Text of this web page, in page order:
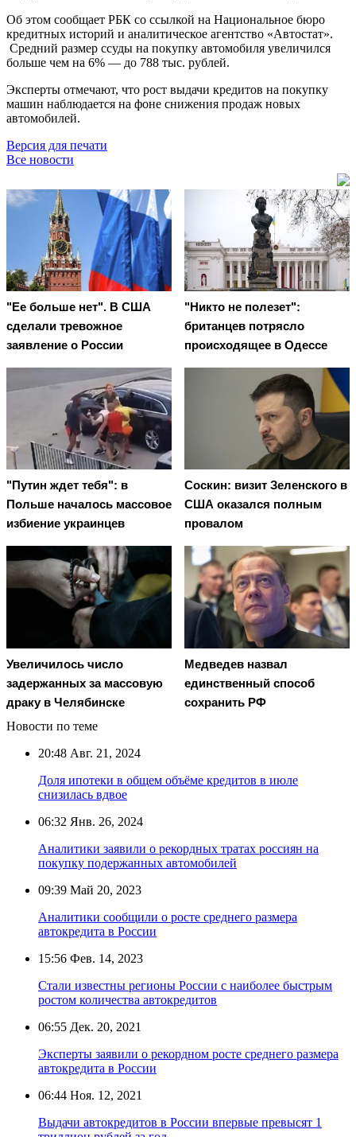
Об этом сообщает РБК со ссылкой на Национальное бюро
кредитных историй и аналитическое агентство «Автостат».
Средний размер ссуды на покупку автомобиля увеличился
больше чем на 6% — до 788 тыс. рублей.
Эксперты отмечают, что рост выдачи кредитов на покупку
машин наблюдается на фоне снижения продаж новых
автомобилей.
Версия для печати
Все новости
"Ее больше нет". В США
сделали тревожное
заявление о России
"Никто не полезет":
британцев потрясло
происходящее в Одессе
"Путин ждет тебя": в
Польше началось массовое
избиение украинцев
Соскин: визит Зеленского в
США оказался полным
провалом
Увеличилось число
задержанных за массовую
драку в Челябинске
Медведев назвал
единственный способ
сохранить РФ
Новости по теме
20:48 Авг. 21, 2024
Доля ипотеки в общем объёме кредитов в июле
снизилась вдвое
06:32 Янв. 26, 2024
Аналитики заявили о рекордных тратах россиян на
покупку подержанных автомобилей
09:39 Май 20, 2023
Аналитики сообщили о росте среднего размера
автокредита в России
15:56 Фев. 14, 2023
Стали известны регионы России с наиболее быстрым
ростом количества автокредитов
06:55 Дек. 20, 2021
Эксперты заявили о рекордном росте среднего размера
автокредита в России
06:44 Ноя. 12, 2021
Выдачи автокредитов в России впервые превысят 1